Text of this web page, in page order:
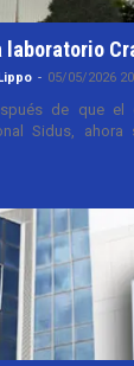
laboratorio
- 05/05/2026
de que el
Sidus, ahora